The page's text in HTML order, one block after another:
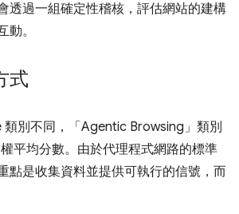
透過一組確定性稽核，評估網站的建構
動。
式
別不同，「Agentic Browsing」類別
平均分數。由於代理程式網路的標準
點是收集資料並提供可執行的信號，而